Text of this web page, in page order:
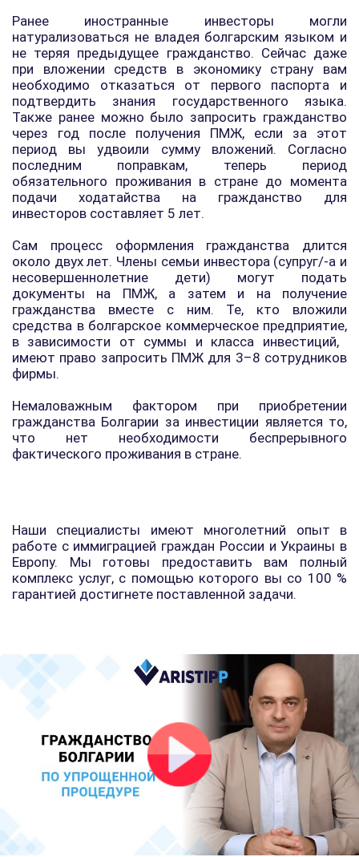
Ранее иностранные инвесторы могли
натурализоваться не владея болгарским языком и
не теряя предыдущее гражданство. Сейчас даже
при вложении средств в экономику страну вам
необходимо отказаться от первого паспорта и
подтвердить знания государственного языка.
Также ранее можно было запросить гражданство
через год после получения ПМЖ, если за этот
период вы удвоили сумму вложений. Согласно
последним поправкам, теперь период
обязательного проживания в стране до момента
подачи ходатайства на гражданство для
инвесторов составляет 5 лет.
Сам процесс оформления гражданства длится
около двух лет. Члены семьи инвестора (супруг/-а и
несовершеннолетние дети) могут подать
документы на ПМЖ, а затем и на получение
гражданства вместе с ним. Те, кто вложили
средства в болгарское коммерческое предприятие,
в зависимости от суммы и класса инвестиций, ​​
имеют право запросить ПМЖ для 3–8 сотрудников
фирмы.
Немаловажным фактором при приобретении
гражданства Болгарии за инвестиции является то,
что нет необходимости беспрерывного
фактического проживания в стране.
Наши специалисты имеют многолетний опыт в
работе с иммиграцией граждан России и Украины в
Европу. Мы готовы предоставить вам полный
комплекс услуг, с помощью которого вы со 100 %
гарантией достигнете поставленной задачи.